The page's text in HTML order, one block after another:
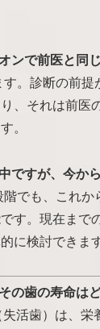
ンで前医と同
す。診断の前提
、それは前医
。
ですが、今か
階でも、これか
す。現在まで
に検討できます
の歯の寿命は
活歯）は、栄